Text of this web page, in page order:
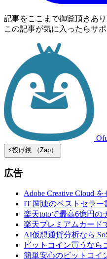
記事をここまで御覧頂きあり
この記事が気に入ったらサ
⚡️投げ銭 （Zap）
広告
Adobe Creative Cloud
IT 関連のベストセラー
楽天totoで最高6億円の
楽天プレミアムカード
AI仮想通貨分析なら
ビットコイン買うなら
簡単安心のビットコイ